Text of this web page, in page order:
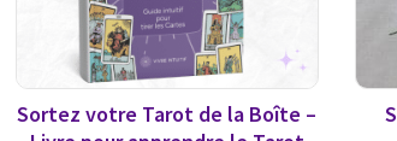
Sortez votre Tarot de la Boîte –